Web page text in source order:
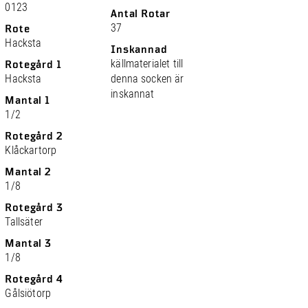
0123
Rote
Hacksta
Rotegård 1
Hacksta
Mantal 1
1/2
Rotegård 2
Klåckartorp
Mantal 2
1/8
Rotegård 3
Tallsäter
Mantal 3
1/8
Rotegård 4
Gålsiötorp
Antal Rotar
37
Inskannad
källmaterialet till
denna socken är
inskannat